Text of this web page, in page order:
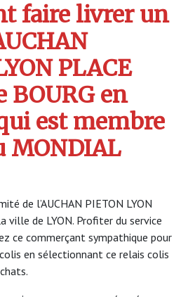
faire livrer un
PLACE
BOURG en
est membre
MONDIAL
de l’AUCHAN PIETON LYON
ville de LYON. Profiter du service
ce commerçant sympathique pour
en sélectionnant ce relais colis